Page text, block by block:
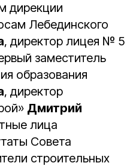
дирекции
Лебединского
, директор лицея № 5
заместитель
образования
, директор
Дмитрий
лица
Совета
строительных